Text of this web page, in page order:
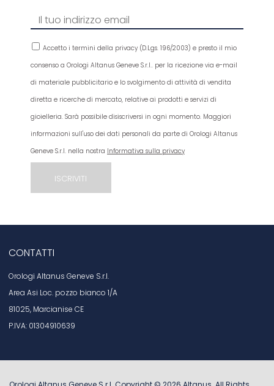
Accetto i termini della privacy (D.Lgs. 196/2003) e presto il mio
consenso a Orologi Altanus Geneve S.r.l.. per la ricezione via e-mail
di materiale pubblicitario e lo svolgimento di attività di vendita
diretta e ricerche di mercato, relative ai prodotti e servizi di
gioielleria. Sarà possibile disiscriversi in ogni momento. Maggiori
informazioni sull'uso dei dati personali da parte di Orologi Altanus
Geneve S.r.l. nella nostra Informativa sulla privacy
CONTATTI
Orologi Altanus Geneve S.r.l.
Area Asi Loc. pozzo bianco 1/A
81025, Marcianise CE
P.IVA: 01304910639